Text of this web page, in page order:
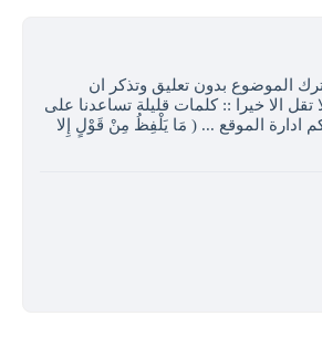
الموضوع بدون تعليق وتذكر ان
تقل الا خيرا :: كلمات قليلة تساعدنا على
ادارة الموقع ... ( مَا يَلْفِظُ مِنْ قَوْلٍ إِلا